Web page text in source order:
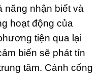
nhận biết và
hoạt động của
tiện qua lại
biến sẽ phát tín
tâm. Cánh cổng